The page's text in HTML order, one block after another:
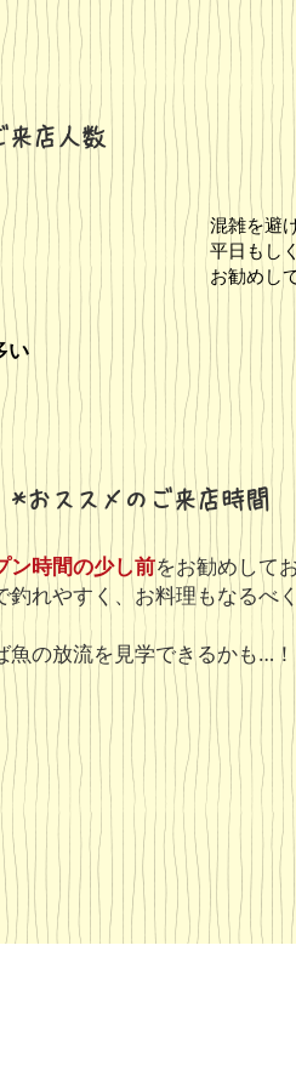
店人数
い
混雑を避
平日もし
お勧めし
*おススメのご来店時間
ン時間の少し前をお勧めして
釣れやすく、お料理もなるべ
魚の放流を見学できるかも…！